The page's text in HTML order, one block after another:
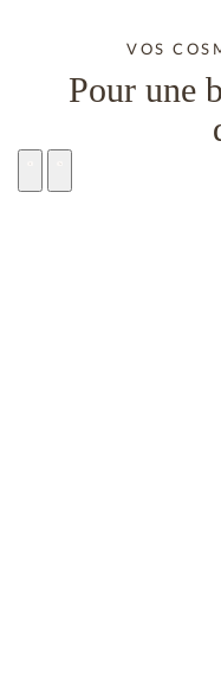
VOS
Pour une